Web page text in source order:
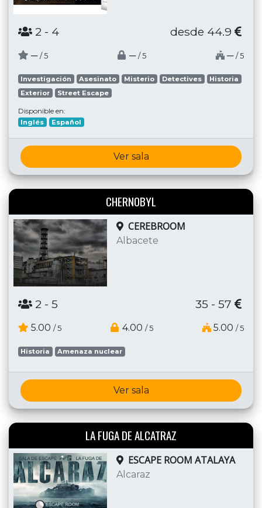
2 - 4 desde 44.9
─ / 5 ─ / 5 ─ / 5
Investigación Asesinato Misterio Detectives
Historia
Exterior
Street Escape
Disponible en:
Inglés Español
Ver sala
CHERNOBYL
CEREBROOM
Albacete
2 - 5 35 - 57
5.00 / 5 4.00 / 5 5.00 / 5
Historia Amenaza nuclear
Ver sala
LA FUGA DE ALCATRAZ
ESCAPE ROOM ATALAYA
Alcaraz